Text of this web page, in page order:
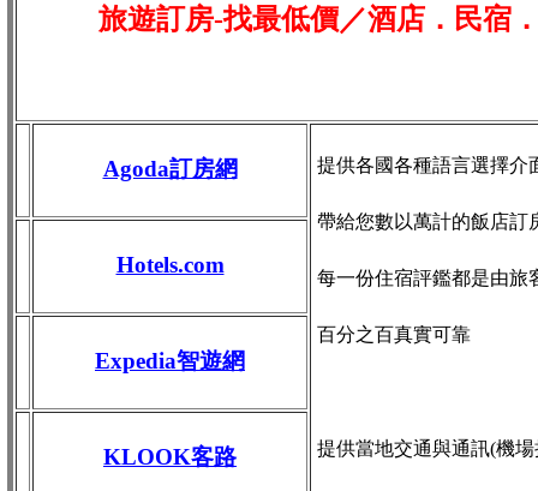
旅遊訂房-找最低價／酒店．民宿
Agoda訂房網 提供各國各種語言選擇介
帶給您數以萬計的飯店訂
每一份住宿評鑑都是由旅
百分之百真實可靠
提供當地交通與通訊(機
Hotels.com
Expedia智遊網
KLOOK客路